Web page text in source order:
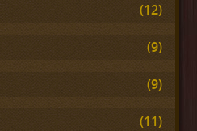
(12)
(9)
(9)
(11)